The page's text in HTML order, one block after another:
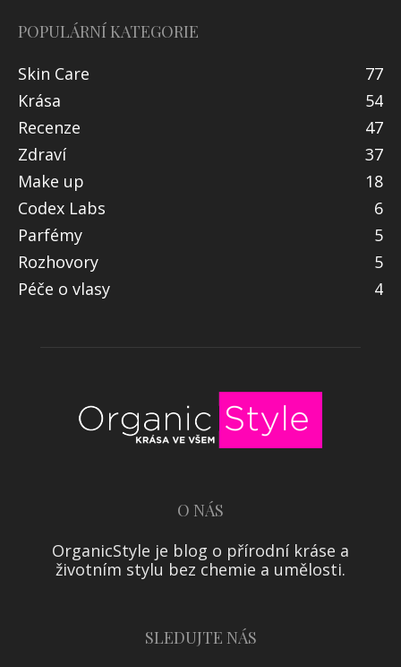
POPULÁRNÍ KATEGORIE
Skin Care
77
Krása
54
Recenze
47
Zdraví
37
Make up
18
Codex Labs
6
Parfémy
5
Rozhovory
5
Péče o vlasy
4
O NÁS
OrganicStyle je blog o přírodní kráse a
životním stylu bez chemie a umělosti.
SLEDUJTE NÁS